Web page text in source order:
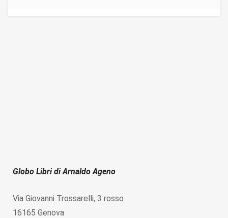
Globo Libri di Arnaldo Ageno
Via Giovanni Trossarelli, 3 rosso
16165 Genova